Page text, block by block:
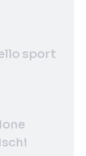
sport